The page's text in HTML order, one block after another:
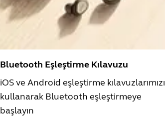
Bluetooth Eşleştirme Kılavuzu
iOS ve Android eşleştirme kılavuzlarımızı
kullanarak Bluetooth eşleştirmeye
başlayın